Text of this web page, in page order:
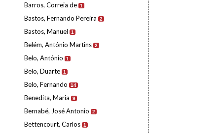
Barros, Correia de 1
Bastos, Fernando Pereira 2
Bastos, Manuel 1
Belém, António Martins 2
Belo, António 1
Belo, Duarte 1
Belo, Fernando 14
Benedita, Maria 9
Bernabé, José Antonio 2
Bettencourt, Carlos 1